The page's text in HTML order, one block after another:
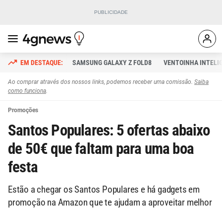
SAMSUNG GALAXY Z FOLD8 VENTOINHA
Ao comprar através dos nossos links, podemos receber uma comissão. Saiba
como funciona.
Promoções
Santos Populares: 5 ofertas abaixo
de 50€ que faltam para uma boa
festa
Estão a chegar os Santos Populares e há gadgets em
promoção na Amazon que te ajudam a aproveitar melhor